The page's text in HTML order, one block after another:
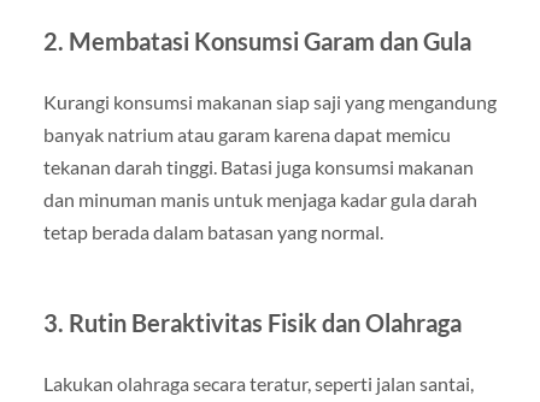
2. Membatasi Konsumsi Garam dan Gula
Kurangi konsumsi makanan siap saji yang mengandung
banyak natrium atau garam karena dapat memicu
tekanan darah tinggi. Batasi juga konsumsi makanan
dan minuman manis untuk menjaga kadar gula darah
tetap berada dalam batasan yang normal.
3. Rutin Beraktivitas Fisik dan Olahraga
Lakukan olahraga secara teratur, seperti jalan santai,